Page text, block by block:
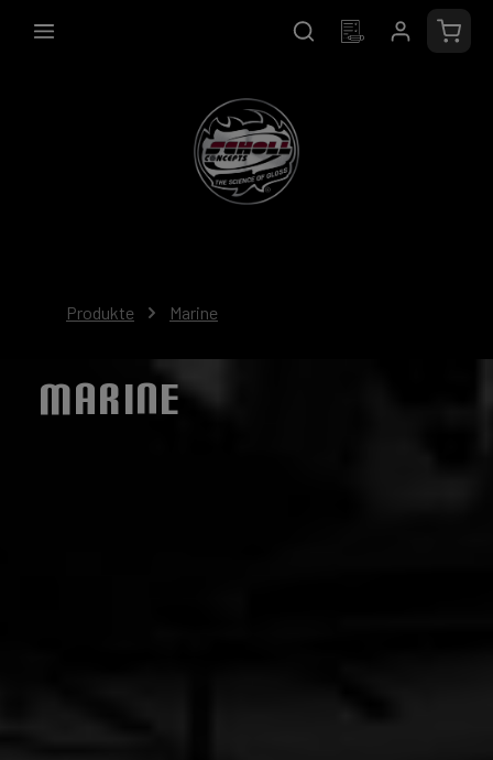
springen
Produkte Marine
MARINE